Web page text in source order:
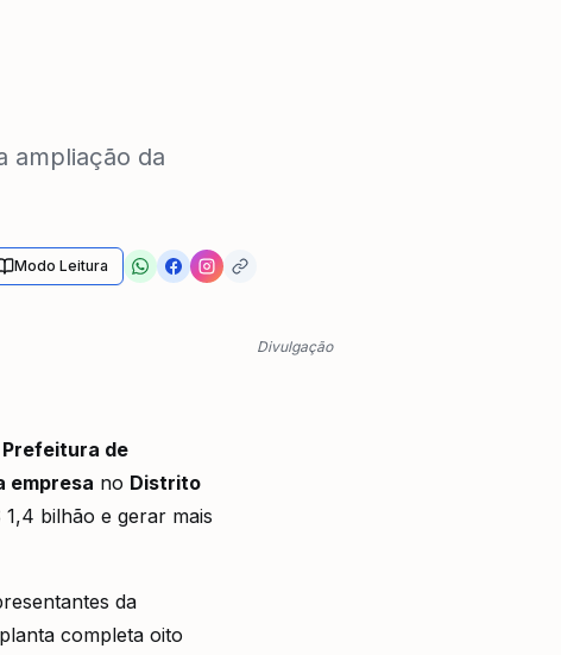
ampliação da
Modo Leitura
Divulgação
Prefeitura de
empresa no Distrito
bilhão e gerar mais
da
completa oito